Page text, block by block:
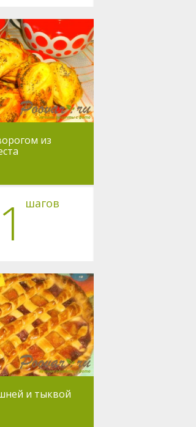
из
шагов
и тыквой